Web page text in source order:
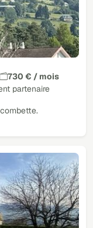
730 € / mois
partenaire